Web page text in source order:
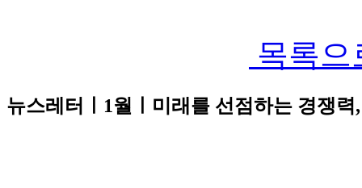
목록으
뉴스레터ㅣ1월ㅣ미래를 선점하는 경쟁력